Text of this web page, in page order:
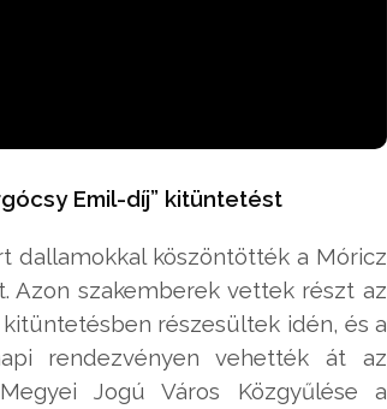
Emil-díj” kitüntetést
dallamokkal köszöntötték a Móricz
Azon szakemberek vettek részt az
részesültek idén, és a
rendezvényen vehették át az
Jogú Város Közgyűlése a